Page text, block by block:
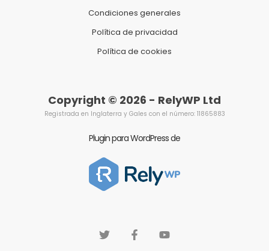
Condiciones generales
Política de privacidad
Política de cookies
Copyright © 2026 - RelyWP Ltd
Registrada en Inglaterra y Gales con el número: 11865883
Plugin para WordPress de